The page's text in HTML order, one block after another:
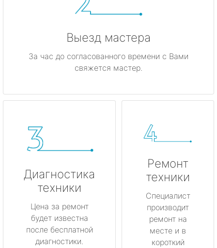
Выезд мастера
За час до согласованного времени с Вами
свяжется мастер.
Диагностика
техники
Цена за ремонт
будет известна
после бесплатной
диагностики.
Ремонт
техники
Специалист
производит
ремонт на
месте и в
короткий